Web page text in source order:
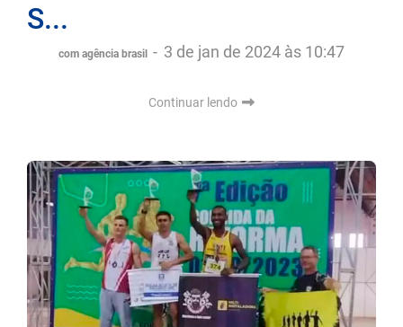
S...
com agência brasil - 3 de jan de 2024 às 10:47
Continuar lendo